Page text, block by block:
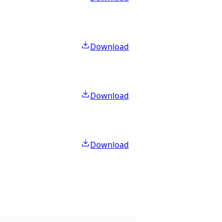
Download
Download
Download